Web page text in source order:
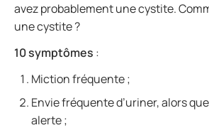
avez probablement une cystite.
une cystite ?
10 symptômes :
Miction fréquente ;
Envie fréquente d’uriner, alors
alerte ;